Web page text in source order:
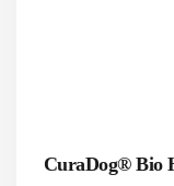
CuraDog® Bio